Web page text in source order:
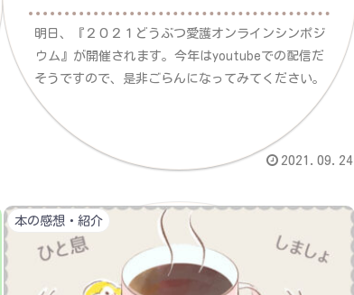
明日、『２０２１どうぶつ愛護オンラインシンポジ
ウム』が開催されます。今年はyoutubeでの配信だ
そうですので、是非ごらんになってみてください。
2021.09.24
本の感想・紹介